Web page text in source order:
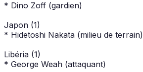
* Dino Zoff (gardien)
Japon (1)
* Hidetoshi Nakata (milieu de terrain)
Libéria (1)
* George Weah (attaquant)